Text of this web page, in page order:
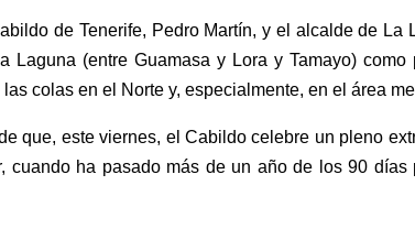
de Tenerife, Pedro Martín, y el alcalde de
Laguna (entre Guamasa y Lora y Tamayo)
colas en el Norte y, especialmente, en el área
que, este viernes, el Cabildo celebre un pleno
cuando ha pasado más de un año de los 90